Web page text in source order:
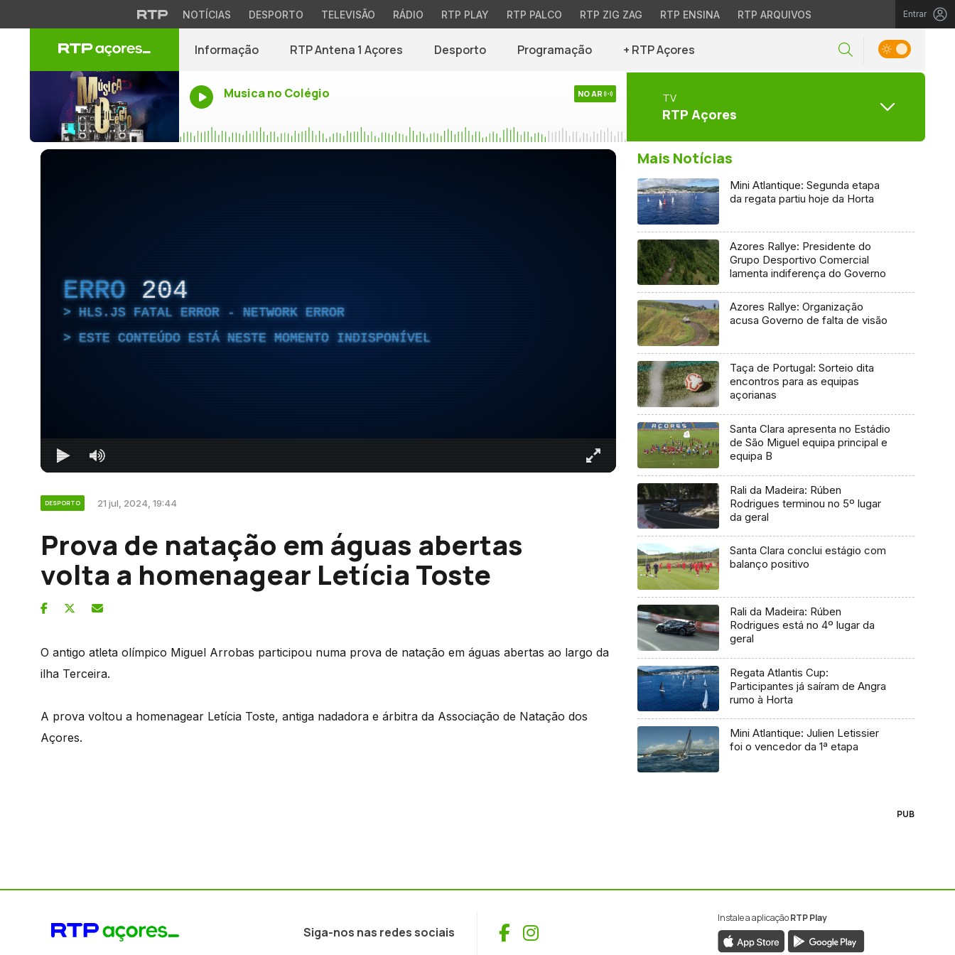
NOTÍCIAS DESPORTO TELEVISÃO RÁDIO RTP PLAY RTP PALCO RTP ZIG ZAG RTP ENSINA RTP ARQUIVOS Entrar
Informação RTP Antena 1 Açores Desporto Programação + RTP Açores
Musica no Colégio NO AR TV
RTP Açores
ERRO 204
HLS.JS FATAL ERROR - NETWORK ERROR
ESTE CONTEÚDO ESTÁ NESTE MOMENTO INDISPONÍVEL
DESPORTO 21 jul, 2024, 19:44
Prova de natação em águas abertas
volta a homenagear Letícia Toste
O antigo atleta olímpico Miguel Arrobas participou numa prova de natação em águas abertas ao largo da
ilha Terceira.
A prova voltou a homenagear Letícia Toste, antiga nadadora e árbitra da Associação de Natação dos
Açores.
Mais Notícias
Mini Atlantique: Segunda etapa
da regata partiu hoje da Horta
Azores Rallye: Presidente do
Grupo Desportivo Comercial
lamenta indiferença do Governo
Azores Rallye: Organização
acusa Governo de falta de visão
Taça de Portugal: Sorteio dita
encontros para as equipas
açorianas
Santa Clara apresenta no Estádio
de São Miguel equipa principal e
equipa B
Rali da Madeira: Rúben
Rodrigues terminou no 5º lugar
da geral
Santa Clara conclui estágio com
balanço positivo
Rali da Madeira: Rúben
Rodrigues está no 4º lugar da
geral
Regata Atlantis Cup:
Participantes já saíram de Angra
rumo à Horta
Mini Atlantique: Julien Letissier
foi o vencedor da 1ª etapa
PUB
Siga-nos nas redes sociais Facebook
Instagram
Instale a aplicaçãoRTP Play